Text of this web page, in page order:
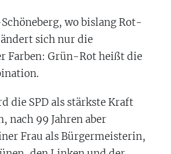
wo bislang Rot-
sich nur die
Farben: Grün-Rot heißt die
die SPD als stärkste Kraft
nach 99 Jahren aber
Frau als Bürgermeisterin,